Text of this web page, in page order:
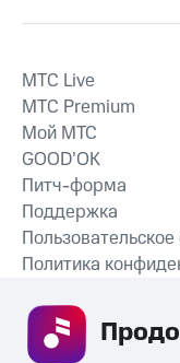
MTС Live
MTС Premium
Мой МТС
GOOD’OK
Питч-форма
Поддержка
Политика